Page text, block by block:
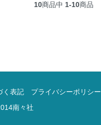
10商品中 1-10商品
く表記 プライバシーポリシー
南々社